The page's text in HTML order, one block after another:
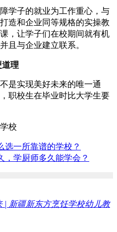
学子的就业为工作重心，与
造和企业同等规格的实操教
，让学子们在校期间就有机
且与企业建立联系。
理
是实现美好未来的唯一通
职校生在毕业时比大学生要
校
选一所靠谱的学校？
，学厨师多久能学会？